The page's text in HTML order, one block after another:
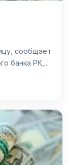
сообщает
банка РК,...